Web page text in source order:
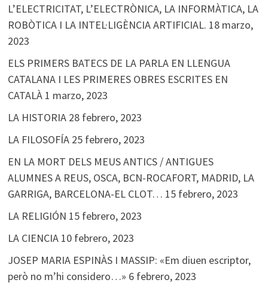
L’ELECTRICITAT, L’ELECTRÒNICA, LA INFORMÀTICA, LA
ROBÒTICA I LA INTEL·LIGÈNCIA ARTIFICIAL. 18 marzo,
2023
ELS PRIMERS BATECS DE LA PARLA EN LLENGUA
CATALANA I LES PRIMERES OBRES ESCRITES EN
CATALÀ 1 marzo, 2023
LA HISTORIA 28 febrero, 2023
LA FILOSOFÍA 25 febrero, 2023
EN LA MORT DELS MEUS ANTICS / ANTIGUES
ALUMNES A REUS, OSCA, BCN-ROCAFORT, MADRID, LA
GARRIGA, BARCELONA-EL CLOT… 15 febrero, 2023
LA RELIGIÓN 15 febrero, 2023
LA CIENCIA 10 febrero, 2023
JOSEP MARIA ESPINÀS I MASSIP: «Em diuen escriptor,
però no m’hi considero…» 6 febrero, 2023